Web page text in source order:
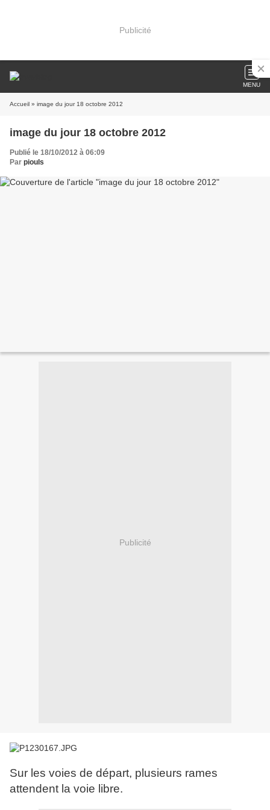
Publicité
MENU
Accueil » image du jour 18 octobre 2012
image du jour 18 octobre 2012
Publié le 18/10/2012 à 06:09
Par piouls
Publicité
Sur les voies de départ, plusieurs rames
attendent la voie libre.